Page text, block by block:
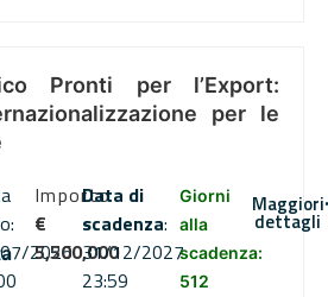
Pronti per l’Export:
per le
2026
Importo
€
5,500,000
Data di
scadenza:
31/12/2027
23:59
Giorni
alla
scadenza:
512
Maggiori
dettagli